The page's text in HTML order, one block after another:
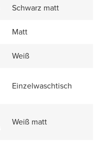
Schwarz matt
Matt
Weiß
Einzelwaschtisch
Weiß matt